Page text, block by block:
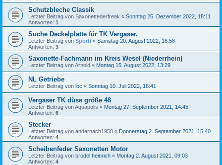
Schutzbleche Classik
Letzter Beitrag von Saxonettederfreak « Sonntag 25. Dezember 2022, 18:11
Antworten: 1
Suche Deckelplatte für TK Vergaser.
Letzter Beitrag von Sporti « Samstag 20. August 2022, 16:58
Antworten: 3
Saxonette-Fachmann im Kreis Wesel (Niederrhein)
Letzter Beitrag vonArnold « Montag 15. August 2022, 13:29
NL Getriebe
Letzter Beitrag von loc « Sonntag 10. Juli 2022, 16:41
Vergaser TK düse größe 48
Letzter Beitrag vonAquapolis « Montag 27. September 2021, 14:45
Antworten: 6
Stecker
Letzter Beitrag von andernach1950 « Donnerstag 2. September 2021, 15:40
Antworten: 4
Scheibenfeder Saxonetten Motor
Letzter Beitrag von brodel heinrich « Montag 2. August 2021, 09:03
Antworten: 4